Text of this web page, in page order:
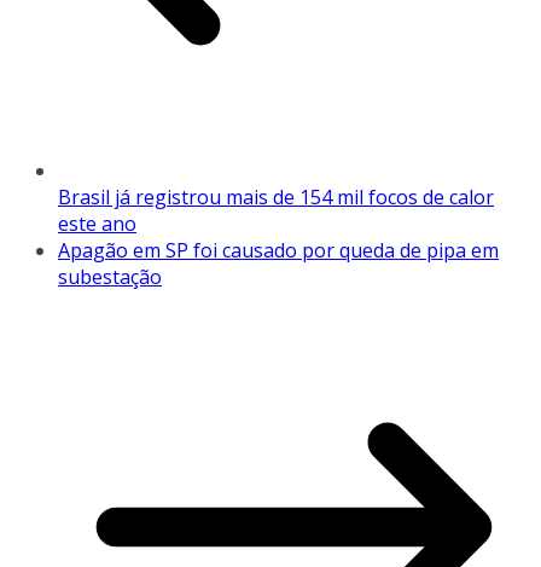
Brasil já registrou mais de 154 mil focos de calor
este ano
Apagão em SP foi causado por queda de pipa em
subestação